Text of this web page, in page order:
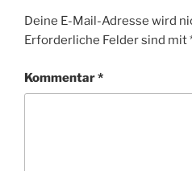
Deine E-Mail-Adresse wird
Erforderliche Felder sind mit
Kommentar*